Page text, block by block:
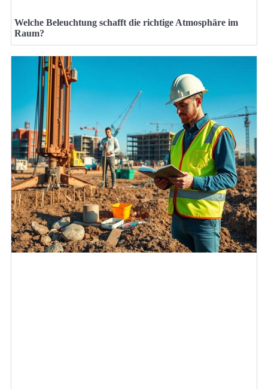
Welche Beleuchtung schafft die richtige Atmosphäre im
Raum?